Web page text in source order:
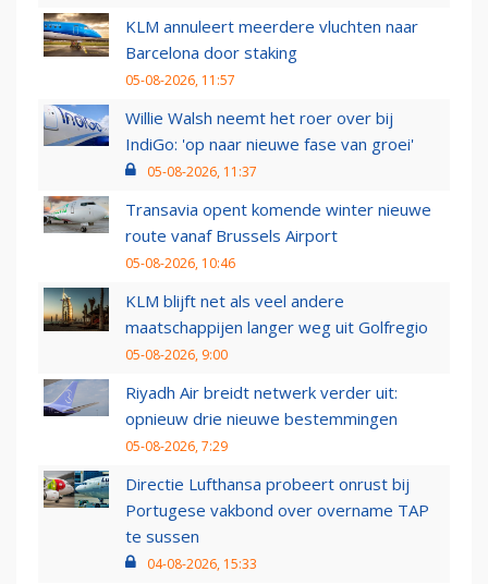
KLM annuleert meerdere vluchten naar
Barcelona door staking
05-08-2026, 11:57
Willie Walsh neemt het roer over bij
IndiGo: 'op naar nieuwe fase van groei'
05-08-2026, 11:37
Transavia opent komende winter nieuwe
route vanaf Brussels Airport
05-08-2026, 10:46
KLM blijft net als veel andere
maatschappijen langer weg uit Golfregio
05-08-2026, 9:00
Riyadh Air breidt netwerk verder uit:
opnieuw drie nieuwe bestemmingen
05-08-2026, 7:29
Directie Lufthansa probeert onrust bij
Portugese vakbond over overname TAP
te sussen
04-08-2026, 15:33